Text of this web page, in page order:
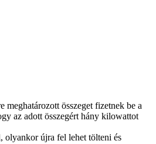
összeget fizetnek be a
az adott összegért hány kilowattot
olyankor újra fel lehet tölteni és